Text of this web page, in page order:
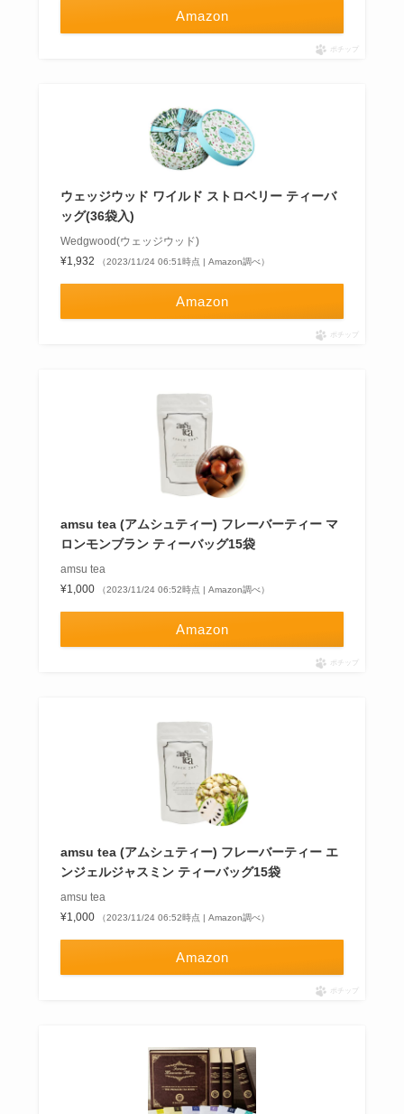
Amazon
ポチップ
ウェッジウッド ワイルド ストロベリー ティーバ
ッグ(36袋入)
Wedgwood(ウェッジウッド)
¥1,932
（2023/11/24 06:51時点 | Amazon調べ）
Amazon
ポチップ
amsu tea (アムシュティー) フレーバーティー マ
ロンモンブラン ティーバッグ15袋
amsu tea
¥1,000
（2023/11/24 06:52時点 | Amazon調べ）
Amazon
ポチップ
amsu tea (アムシュティー) フレーバーティー エ
ンジェルジャスミン ティーバッグ15袋
amsu tea
¥1,000
（2023/11/24 06:52時点 | Amazon調べ）
Amazon
ポチップ